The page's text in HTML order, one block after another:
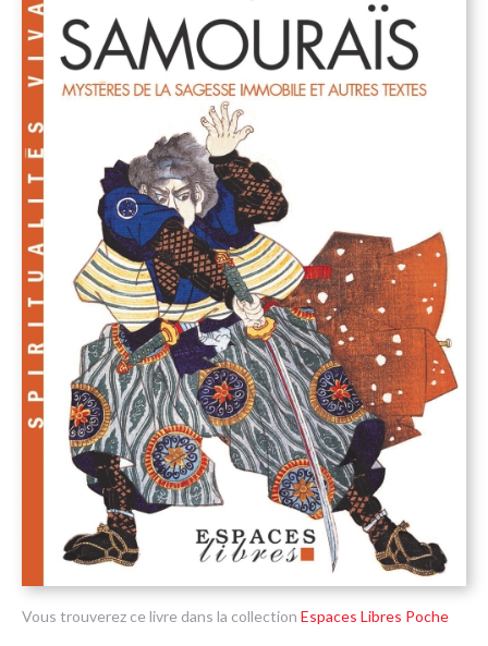
Vous trouverez ce livre dans la collection Espaces Libres Poche